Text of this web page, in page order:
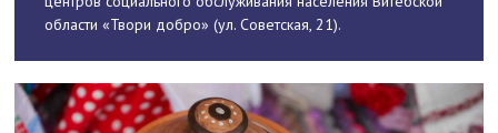
области «Твори добро» (ул. Советская, 21).